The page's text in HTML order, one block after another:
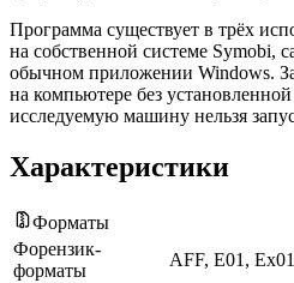
Программа существует в трёх
на собственной системе Symobi,
обычном приложении Windows.
на компьютере без
исследуемую машину нельзя
Характеристики
Форматы
Форензик-
форматы
AFF, E01, Ex01